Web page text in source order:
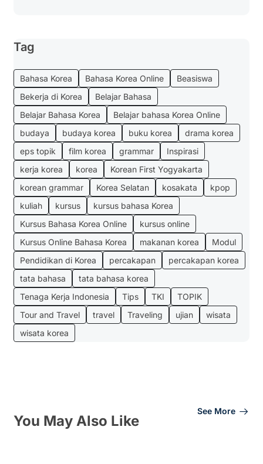
Tag
Bahasa Korea Bahasa Korea Online
Beasiswa
Bekerja di Korea
Belajar Bahasa
Belajar Bahasa Korea
Belajar bahasa Korea Online
budaya
budaya korea buku korea
drama korea
eps topik
film korea grammar
Inspirasi
kerja korea
korea
Korean First Yogyakarta
korean grammar
Korea Selatan kosakata
kpop
kuliah
kursus
kursus bahasa Korea
Kursus Bahasa Korea Online
kursus online
Kursus Online Bahasa Korea
makanan korea
Modul
Pendidikan di Korea
percakapan
percakapan korea
tata bahasa
tata bahasa korea
Tenaga Kerja Indonesia
Tips TKI
TOPIK
Tour and Travel
travel Traveling ujian
wisata
wisata korea
You May Also Like
See More